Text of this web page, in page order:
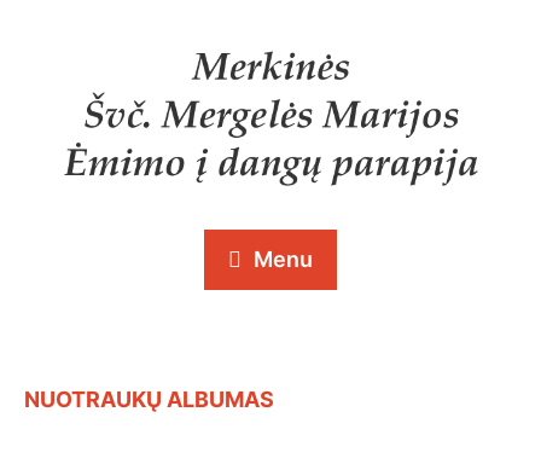
Menu
NUOTRAUKŲ ALBUMAS